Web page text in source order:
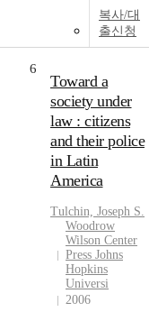
복사/대
출신청
6
Toward a
society under
law : citizens
and their police
in Latin
America
Tulchin, Joseph S.
Woodrow
Wilson Center
Press Johns
Hopkins
Universi
2006